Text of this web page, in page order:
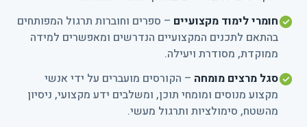
חומרי לימוד מקצועיים – ספרים וחוברות תרגול המפותחים
בהתאם לתכנים המקצועיים הנדרשים ומאפשרים למידה
ממוקדת, מסודרת ויעילה.
סגל מרצים מומחה – הקורסים מועברים על ידי אנשי
מקצוע מנוסים ומומחי תוכן, ומשלבים ידע מקצועי, ניסיון
מהשטח, סימולציות ותרגול מעשי.